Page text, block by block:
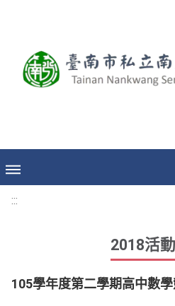
:::
2018活
105學年度第二學期高中數